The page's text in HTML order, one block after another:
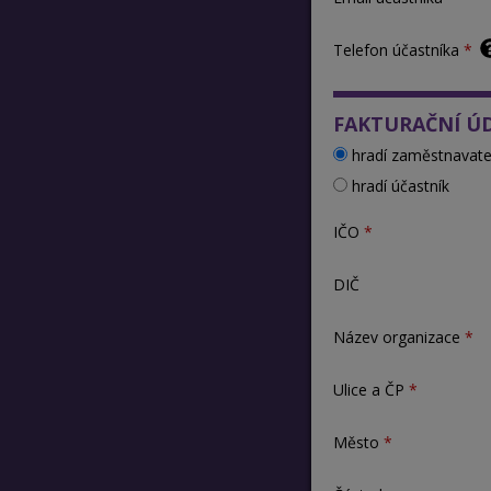
Telefon účastníka
FAKTURAČNÍ
hradí
hradí účastník
IČO
DIČ
Název organizace
Ulice a ČP
Město